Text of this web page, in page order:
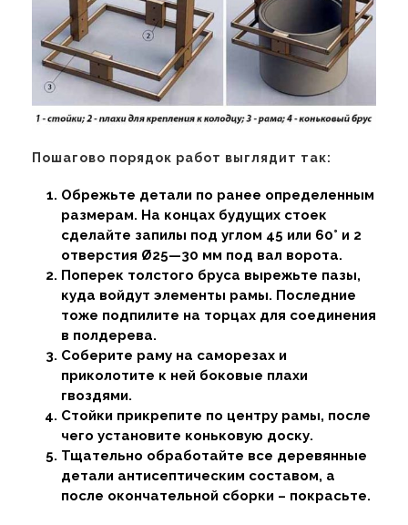
Пошагово порядок работ выглядит так:
Обрежьте детали по ранее определенным
размерам. На концах будущих стоек
сделайте запилы под углом 45 или 60° и 2
отверстия Ø25—30 мм под вал ворота.
Поперек толстого бруса вырежьте пазы,
куда войдут элементы рамы. Последние
тоже подпилите на торцах для соединения
в полдерева.
Соберите раму на саморезах и
приколотите к ней боковые плахи
гвоздями.
Стойки прикрепите по центру рамы, после
чего установите коньковую доску.
Тщательно обработайте все деревянные
детали антисептическим составом, а
после окончательной сборки – покрасьте.